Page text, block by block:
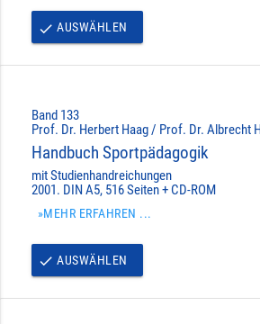
done AUSWÄHLEN
Band 133
Prof. Dr. Herbert Haag / Prof. Dr. Albrecht
Handbuch Sportpädagogik
mit Studienhandreichungen
2001. DIN A5, 516 Seiten + CD-ROM
»MEHR ERFAHREN ...
done AUSWÄHLEN